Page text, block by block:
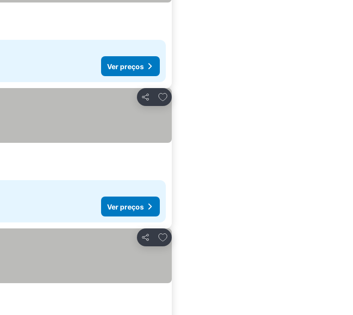
Ver preços
Partilhar
Adicionar aos favoritos
Ver preços
Partilhar
Adicionar aos favoritos